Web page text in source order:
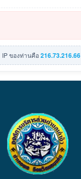
IP ของท่านคือ216.73.216.66